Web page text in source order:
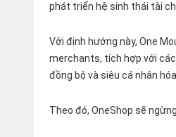
phát triển hệ sinh thái tài
Với định hướng này, One
merchants, tích hợp với
đồng bộ và siêu cá nhân
Theo đó, OneShop sẽ